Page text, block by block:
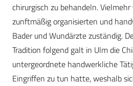
chirurgisch zu behandeln.
zunftmäßig organisierten und
Bader und Wundärzte zuständig.
Tradition folgend galt in Ulm die
untergeordnete handwerkliche
Eingriffen zu tun hatte, weshalb